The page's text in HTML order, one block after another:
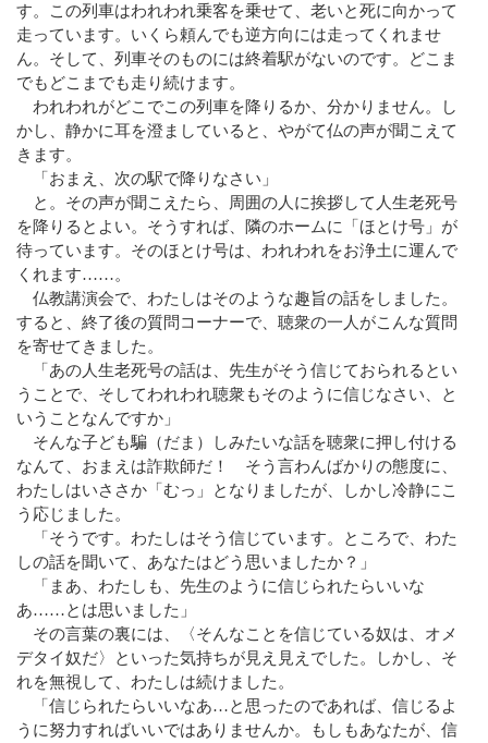
す。この列車はわれわれ乗客を乗せて、老いと死に向かって
走っています。いくら頼んでも逆方向には走ってくれませ
ん。そして、列車そのものには終着駅がないのです。どこま
でもどこまでも走り続けます。
われわれがどこでこの列車を降りるか、分かりません。し
かし、静かに耳を澄ましていると、やがて仏の声が聞こえて
きます。
「おまえ、次の駅で降りなさい」
と。その声が聞こえたら、周囲の人に挨拶して人生老死号
を降りるとよい。そうすれば、隣のホームに「ほとけ号」が
待っています。そのほとけ号は、われわれをお浄土に運んで
くれます……。
仏教講演会で、わたしはそのような趣旨の話をしました。
すると、終了後の質問コーナーで、聴衆の一人がこんな質問
を寄せてきました。
「あの人生老死号の話は、先生がそう信じておられるとい
うことで、そしてわれわれ聴衆もそのように信じなさい、と
いうことなんですか」
そんな子ども騙（だま）しみたいな話を聴衆に押し付ける
なんて、おまえは詐欺師だ！ そう言わんばかりの態度に、
わたしはいささか「むっ」となりましたが、しかし冷静にこ
う応じました。
「そうです。わたしはそう信じています。ところで、わた
しの話を聞いて、あなたはどう思いましたか？」
「まあ、わたしも、先生のように信じられたらいいな
あ……とは思いました」
その言葉の裏には、〈そんなことを信じている奴は、オメ
デタイ奴だ〉といった気持ちが見え見えでした。しかし、そ
れを無視して、わたしは続けました。
「信じられたらいいなあ…と思ったのであれば、信じるよ
うに努力すればいいではありませんか。もしもあなたが、信